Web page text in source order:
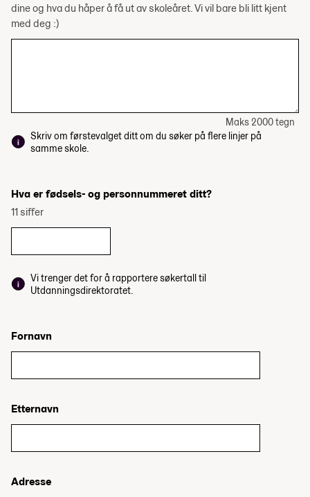
dine og hva du håper å få ut av skoleåret. Vi vil bare bli litt kjent
med deg :)
Maks 2000 tegn
Skriv om førstevalget ditt om du søker på flere linjer på
samme skole.
Hva er fødsels- og personnummeret ditt?
11 siffer
Vi trenger det for å rapportere søkertall til
Utdanningsdirektoratet.
Fornavn
Etternavn
Adresse